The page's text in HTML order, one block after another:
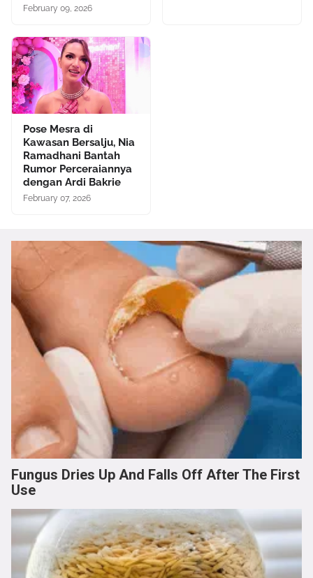
February 09, 2026
Pose Mesra di
Kawasan Bersalju, Nia
Ramadhani Bantah
Rumor Perceraiannya
dengan Ardi Bakrie
February 07, 2026
Fungus Dries Up And Falls Off After The First
Use